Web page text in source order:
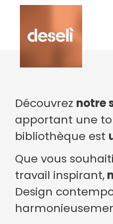
Découvrez notre
apportant une
bibliothèque est
Que vous
travail inspirant,
Design